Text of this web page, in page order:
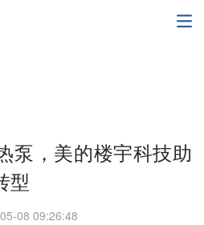
泵，美的楼宇科技助
型
08 09:26:48